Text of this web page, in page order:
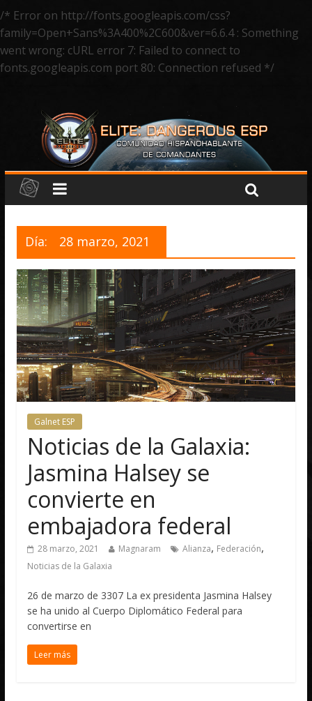
/* Error on http://fonts.googleapis.com/css?
family=Open+Sans%3A400%2C600&ver=6.6.4 : Something
went wrong: cURL error 7: Failed to connect to
fonts.googleapis.com port 80: Connection refused */
Día: 28 marzo, 2021
Galnet ESP
Noticias de la Galaxia:
Jasmina Halsey se
convierte en
embajadora federal
28 marzo, 2021 Magnaram Alianza, Federación,
Noticias de la Galaxia
26 de marzo de 3307 La ex presidenta Jasmina Halsey
se ha unido al Cuerpo Diplomático Federal para
convertirse en
Leer más